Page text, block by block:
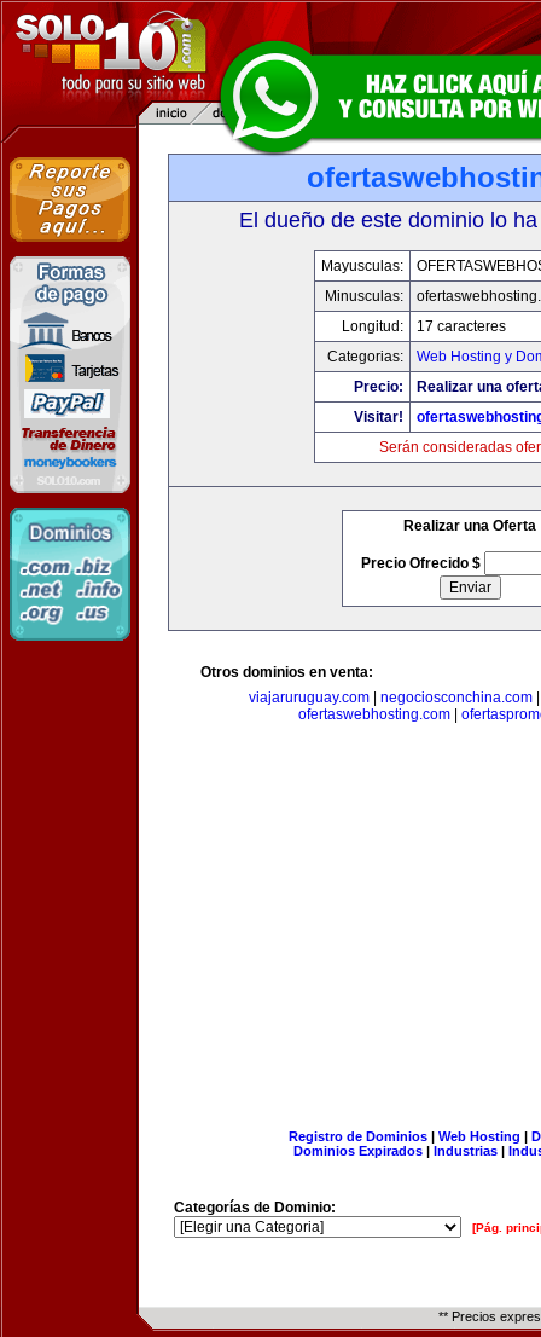
El dueño de este dominio lo
Mayusculas:
Minusculas:
Longitud:
17 caracteres
Categorias:
Web Hosting y
Precio:
Realizar una
Visitar!
Serán consideradas
Realizar una Oferta
Precio Ofrecido $
Otros dominios en venta:
viajaruruguay.com| negociosconchina.com
ofertaswebhosting.com|
Registro de Dominios| Web Hosting |
Dominios Expirados | Industrias |
Categorías de Dominio:
[Pág.
** Precios